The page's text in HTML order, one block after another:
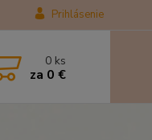
Prihlásenie
0 ks
za 0 €